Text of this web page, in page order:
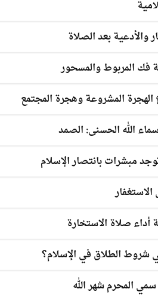
والأدعية بعد الصلاة
فك المربوط والمسحور
الهجرة المشروعة وهجرة المجتمع
الله الحسنى: الصمد
مبشرات بانتصار الإسلام
أداء صلاة الاستخارة
شروط الطلاق في الإسلام؟
سمي المحرم شهر الله